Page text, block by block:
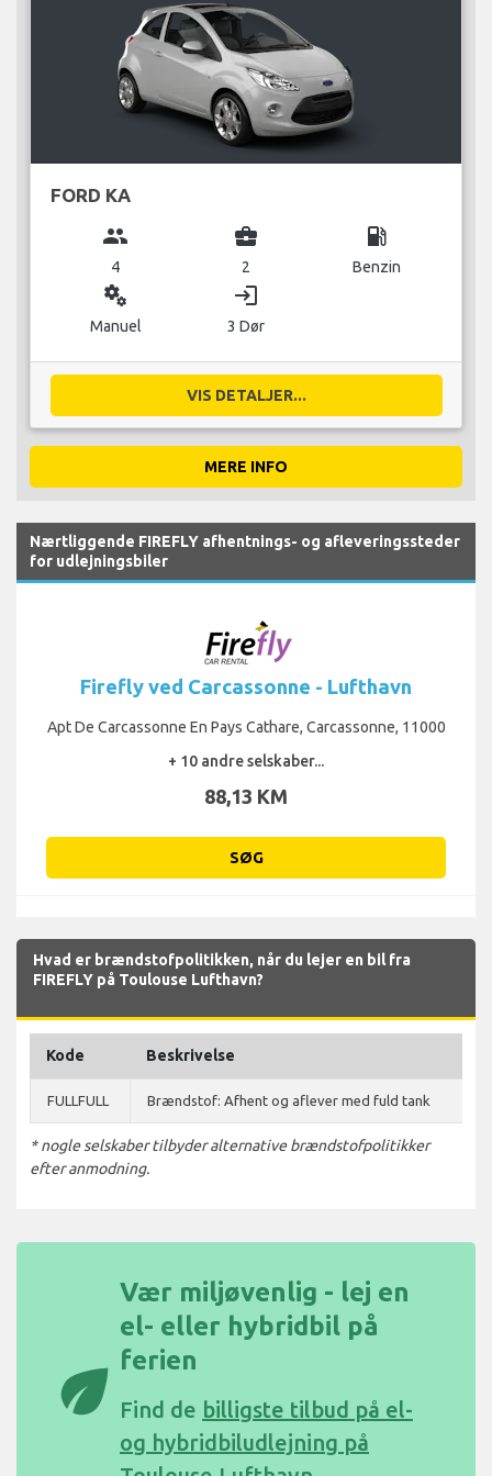
FORD KA
group
4
business_center
2
local_gas_station
Benzin
miscellaneous_services
Manuel
login
3 Dør
VIS DETALJER...
MERE INFO
Nærtliggende FIREFLY afhentnings- og afleveringssteder
for udlejningsbiler
Firefly ved Carcassonne - Lufthavn
Apt De Carcassonne En Pays Cathare, Carcassonne, 11000
+ 10 andre selskaber...
88,13 KM
SØG
Hvad er brændstofpolitikken, når du lejer en bil fra
FIREFLY på Toulouse Lufthavn?
Kode Beskrivelse
FULLFULL Brændstof: Afhent og aflever med fuld tank
* nogle selskaber tilbyder alternative brændstofpolitikker
efter anmodning.
eco
Vær miljøvenlig - lej en
el- eller hybridbil på
ferien
Find de billigste tilbud på el-
og hybridbiludlejning på